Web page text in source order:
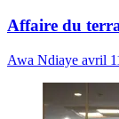
Affaire du
Awa Ndiaye avril